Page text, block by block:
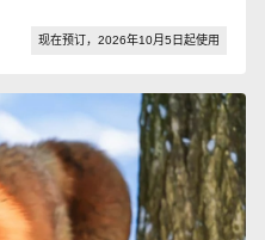
现在预订，2026年10月5日起使用